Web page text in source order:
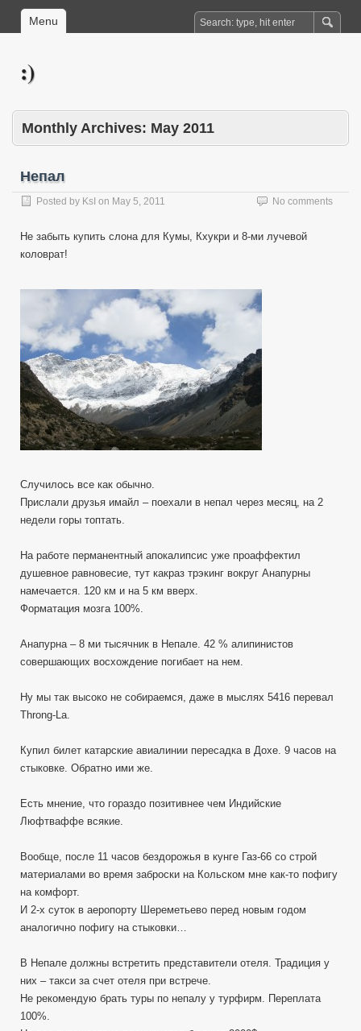
Menu
:)
Monthly Archives: May 2011
Непал
Posted by KsI on May 5, 2011 No comments
Не забыть купить слона для Кумы, Кхукри и 8-ми лучевой
коловрат!
Случилось все как обычно.
Прислали друзья имайл – поехали в непал через месяц, на 2
недели горы топтать.
На работе перманентный апокалипсис уже проаффектил
душевное равновесие, тут какраз трэкинг вокруг Анапурны
намечается. 120 км и на 5 км вверх.
Форматация мозга 100%.
Анапурна – 8 ми тысячник в Непале. 42 % алипинистов
совершающих восхождение погибает на нем.
Ну мы так высоко не собираемся, даже в мыслях 5416 перевал
Throng-La.
Купил билет катарские авиалинии пересадка в Дохе. 9 часов на
стыковке. Обратно ими же.
Есть мнение, что гораздо позитивнее чем Индийские
Люфтваффе всякие.
Вообще, после 11 часов бездорожья в кунге Газ-66 со строй
материалами во время заброски на Кольском мне как-то пофигу
на комфорт.
И 2-х суток в аеропорту Шереметьево перед новым годом
аналогично пофигу на стыковки…
В Непале должны встретить представители отеля. Традиция у
них – такси за счет отеля при встрече.
Не рекомендую брать туры по непалу у турфирм. Переплата
100%.